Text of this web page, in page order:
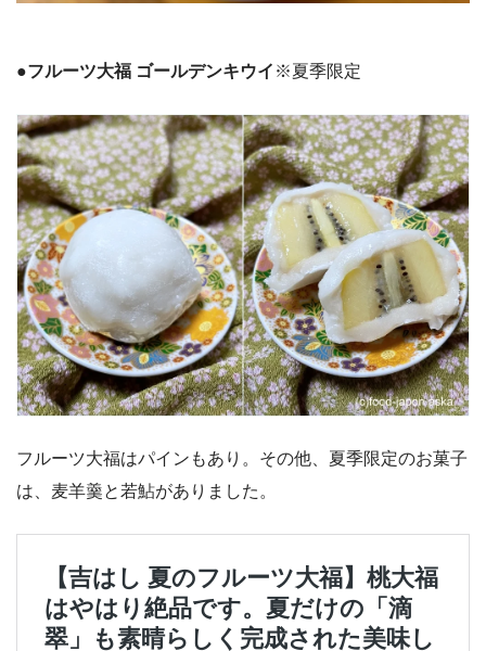
●フルーツ大福 ゴールデンキウイ ※夏季限定
フルーツ大福はパインもあり。その他、夏季限定のお菓子
は、麦羊羹と若鮎がありました。